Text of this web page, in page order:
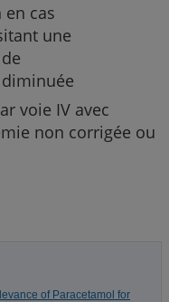
cas
une
voie IV avec
non corrigée ou
of Paracetamol for